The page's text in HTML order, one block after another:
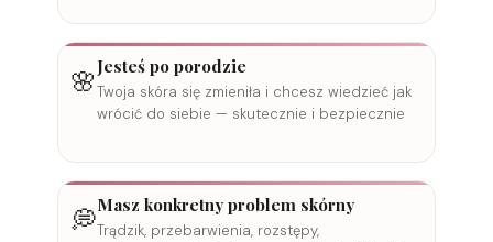
🌸 Jesteś po porodzie
Twoja skóra się zmieniła i chcesz wiedzieć jak
wrócić do siebie — skutecznie i bezpiecznie
💭Masz konkretny problem skórny
Trądzik, przebarwienia, rozstępy,